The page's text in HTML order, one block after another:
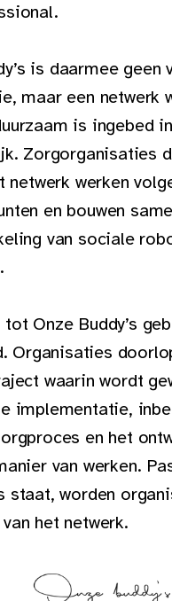
is daarmee geen
maar een netwerk
is ingebed
Zorgorganisaties
netwerk werken
en bouwen
van sociale
Onze Buddy’s
Organisaties
waarin wordt
implementatie,
en het
van werken.
staat, worden
het netwerk.